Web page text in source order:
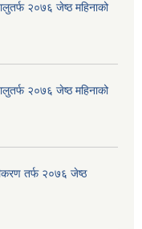
२०७६ जेष्ठ महिनाको
२०७६ जेष्ठ महिनाको
तर्फ २०७६ जेष्ठ